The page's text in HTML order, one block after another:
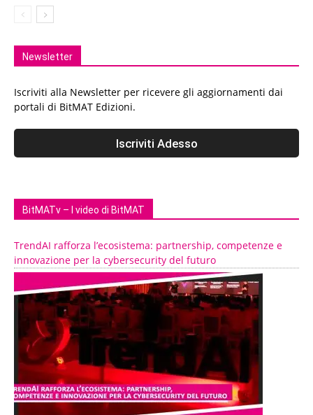
Newsletter
Iscriviti alla Newsletter per ricevere gli aggiornamenti dai
portali di BitMAT Edizioni.
BitMATv – I video di BitMAT
TrendAI rafforza l’ecosistema: partnership, competenze e
innovazione per la cybersecurity del futuro